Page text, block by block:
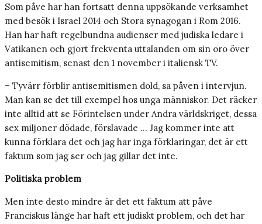
Som påve har han fortsatt denna uppsökande verksamhet
med besök i Israel 2014 och Stora synagogan i Rom 2016.
Han har haft regelbundna audienser med judiska ledare i
Vatikanen och gjort frekventa uttalanden om sin oro över
antisemitism, senast den 1 november i italiensk TV.
– Tyvärr förblir antisemitismen dold, sa påven i intervjun.
Man kan se det till exempel hos unga människor. Det räcker
inte alltid att se Förintelsen under Andra världskriget, dessa
sex miljoner dödade, förslavade … Jag kommer inte att
kunna förklara det och jag har inga förklaringar, det är ett
faktum som jag ser och jag gillar det inte.
Politiska problem
Men inte desto mindre är det ett faktum att påve
Franciskus länge har haft ett judiskt problem, och det har